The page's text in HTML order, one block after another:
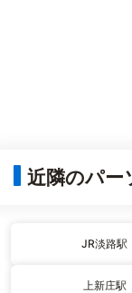
近隣のパー
JR淡路駅
上新庄駅